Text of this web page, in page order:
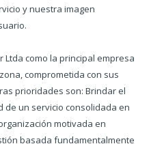
y nuestra imagen
Ltda como la principal empresa
comprometida con sus
prioridades son: Brindar el
de un servicio consolidada en
motivada en
basada fundamentalmente